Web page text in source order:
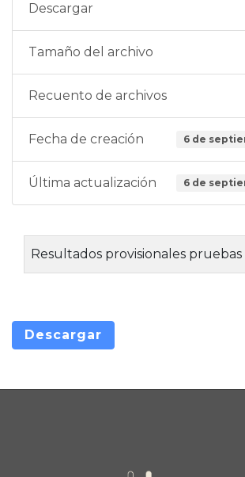
Descargar
Tamaño del archivo
Recuento de archivos
Fecha de creación 6 de
Última actualización 6 de
Resultados provisionales
Descargar